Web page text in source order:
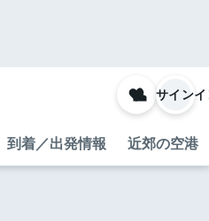
到着／出発情報 近郊の空港
サイン